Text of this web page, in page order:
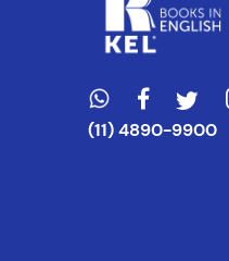
(11) 4890-9900